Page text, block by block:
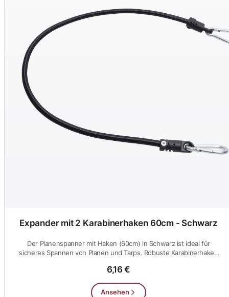
Expander mit 2 Karabinerhaken 60cm - Schwarz
Der Planenspanner mit Haken (60cm) in Schwarz ist ideal für
sicheres Spannen von Planen und Tarps. Robuste Karabinerhaken
6,16 €
Ansehen